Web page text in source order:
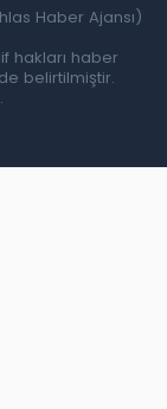
Haber Ajansı)
hakları haber
belirtilmiştir.